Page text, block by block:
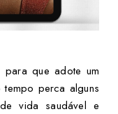
que adote um
perca alguns
vida saudável e